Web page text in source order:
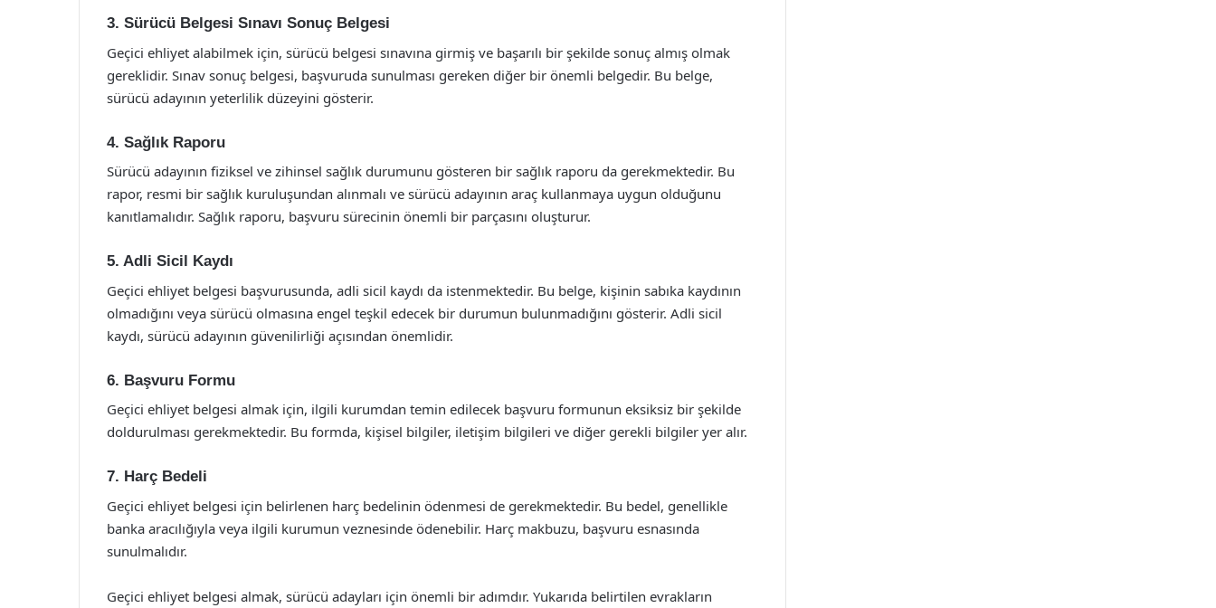
3. Sürücü Belgesi Sınavı Sonuç Belgesi
Geçici ehliyet alabilmek için, sürücü belgesi sınavına girmiş ve başarılı bir şekilde sonuç almış olmak
gereklidir. Sınav sonuç belgesi, başvuruda sunulması gereken diğer bir önemli belgedir. Bu belge,
sürücü adayının yeterlilik düzeyini gösterir.
4. Sağlık Raporu
Sürücü adayının fiziksel ve zihinsel sağlık durumunu gösteren bir sağlık raporu da gerekmektedir. Bu
rapor, resmi bir sağlık kuruluşundan alınmalı ve sürücü adayının araç kullanmaya uygun olduğunu
kanıtlamalıdır. Sağlık raporu, başvuru sürecinin önemli bir parçasını oluşturur.
5. Adli Sicil Kaydı
Geçici ehliyet belgesi başvurusunda, adli sicil kaydı da istenmektedir. Bu belge, kişinin sabıka kaydının
olmadığını veya sürücü olmasına engel teşkil edecek bir durumun bulunmadığını gösterir. Adli sicil
kaydı, sürücü adayının güvenilirliği açısından önemlidir.
6. Başvuru Formu
Geçici ehliyet belgesi almak için, ilgili kurumdan temin edilecek başvuru formunun eksiksiz bir şekilde
doldurulması gerekmektedir. Bu formda, kişisel bilgiler, iletişim bilgileri ve diğer gerekli bilgiler yer alır.
7. Harç Bedeli
Geçici ehliyet belgesi için belirlenen harç bedelinin ödenmesi de gerekmektedir. Bu bedel, genellikle
banka aracılığıyla veya ilgili kurumun veznesinde ödenebilir. Harç makbuzu, başvuru esnasında
sunulmalıdır.
Geçici ehliyet belgesi almak, sürücü adayları için önemli bir adımdır. Yukarıda belirtilen evrakların